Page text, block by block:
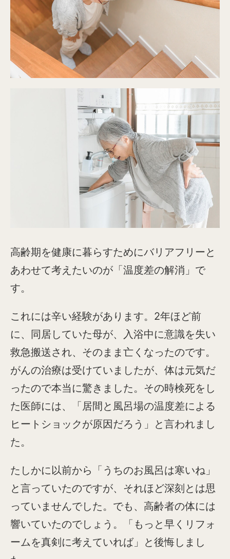
高齢期を健康に暮らすためにバリアフリーと
あわせて考えたいのが「温度差の解消」で
す。
これには辛い経験があります。2年ほど前
に、同居していた母が、入浴中に意識を失い
救急搬送され、そのまま亡くなったのです。
がんの治療は受けていましたが、体は元気だ
ったので本当に驚きました。その時検死をし
た医師には、「居間と風呂場の温度差による
ヒートショックが原因だろう」と言われまし
た。
たしかに以前から「うちのお風呂は寒いね」
と言っていたのですが、それほど深刻とは思
っていませんでした。でも、高齢者の体には
響いていたのでしょう。「もっと早くリフォ
ームを真剣に考えていれば」と後悔しまし